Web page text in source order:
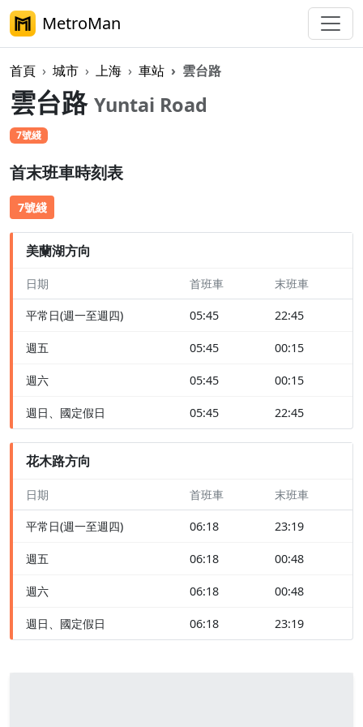
MetroMan
首頁 城市 上海 車站 雲台路
雲台路 Yuntai Road
7號綫
首末班車時刻表
7號綫
美蘭湖方向
日期 首班車 末班車
平常日(週一至週四) 05:45 22:45
週五 05:45 00:15
週六 05:45 00:15
週日、國定假日 05:45 22:45
花木路方向
日期 首班車 末班車
平常日(週一至週四) 06:18 23:19
週五 06:18 00:48
週六 06:18 00:48
週日、國定假日 06:18 23:19